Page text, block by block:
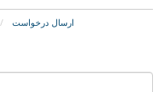
ارسال درخواست